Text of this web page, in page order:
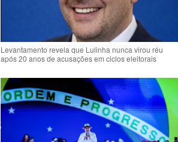
Levantamento revela que Lulinha nunca virou réu
após 20 anos de acusações em ciclos eleitorais